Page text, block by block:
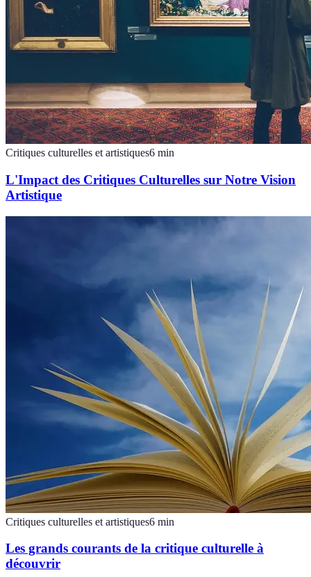
Critiques culturelles et artistiques6 min
L'Impact des Critiques Culturelles sur Notre Vision
Artistique
Critiques culturelles et artistiques6 min
Les grands courants de la critique culturelle à
découvrir